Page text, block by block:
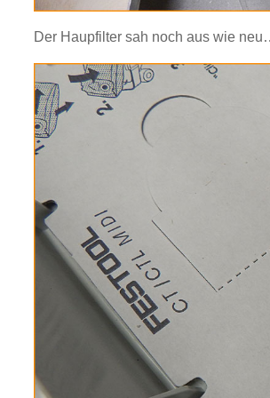
Der Haupfilter sah noch aus wie